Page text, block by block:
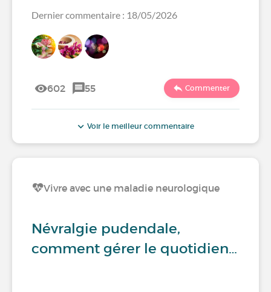
Dernier commentaire : 18/05/2026
602 55 Commenter
Voir le meilleur commentaire
Vivre avec une maladie neurologique
Névralgie pudendale,
comment gérer le quotidien…